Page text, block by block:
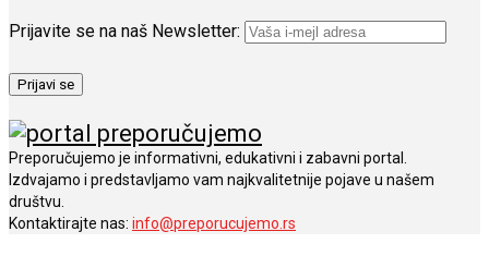
Prijavite se na naš Newsletter:
Preporučujemo je informativni, edukativni i zabavni portal.
Izdvajamo i predstavljamo vam najkvalitetnije pojave u našem
društvu.
Kontaktirajte nas: info@preporucujemo.rs